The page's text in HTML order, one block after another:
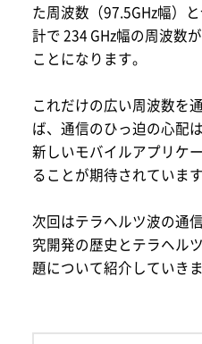
た周波数（97.5GHz幅）
計で 234 GHz幅の周波数
ことになります。
これだけの広い周波数を
ば、通信のひっ迫の心配
新しいモバイルアプリケ
ることが期待されています
次回はテラヘルツ波の通
究開発の歴史とテラヘル
題について紹介していきま